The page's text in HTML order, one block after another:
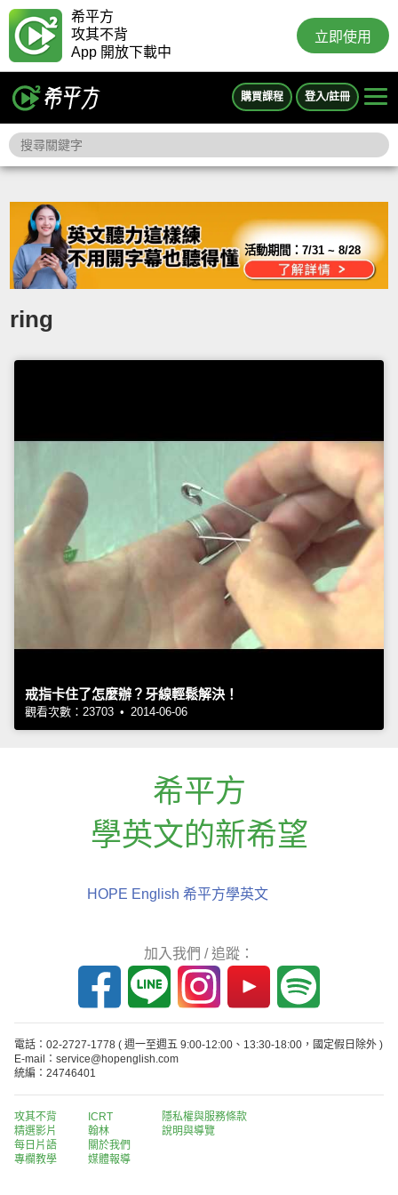
希平方
攻其不背
App 開放下載中
立即使用
購買課程 登入/註冊
活動期間：7/31 ~ 8/28
ring
戒指卡住了怎麼辦？牙線輕鬆解決！
觀看次數：23703 • 2014-06-06
希平方
學英文的新希望
HOPE English 希平方學英文
加入我們 / 追蹤：
電話：02-2727-1778 ( 週一至週五 9:00-12:00、13:30-18:00，國定假日除外 )
E-mail：service@hopenglish.com
統編：24746401
攻其不背
精選影片
每日片語
專欄教學
ICRT
翰林
關於我們
媒體報導
隱私權與服務條款
說明與導覽